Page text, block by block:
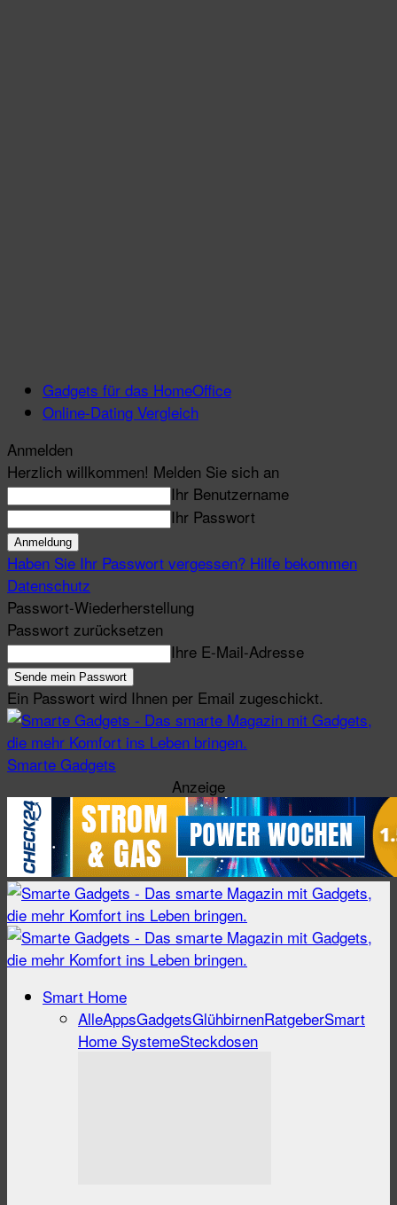
Gadgets für das HomeOffice
Online-Dating Vergleich
Anmelden
Herzlich willkommen! Melden Sie sich an
Ihr Benutzername
Ihr Passwort
Haben Sie Ihr Passwort vergessen? Hilfe bekommen
Datenschutz
Passwort-Wiederherstellung
Passwort zurücksetzen
Ihre E-Mail-Adresse
Ein Passwort wird Ihnen per Email zugeschickt.
Smarte Gadgets
Anzeige
Smart Home
AlleAppsGadgetsGlühbirnenRatgeberSmart
Home SystemeSteckdosen